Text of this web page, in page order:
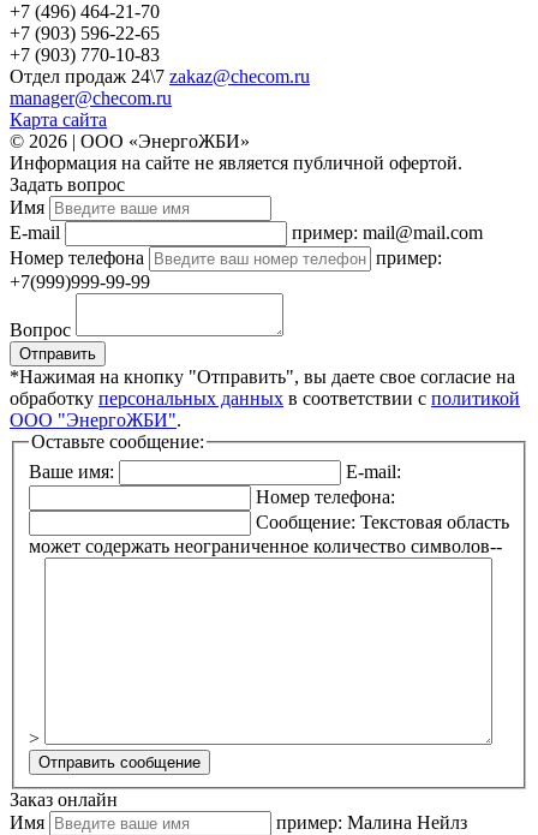
+7 (496) 464-21-70
+7 (903) 596-22-65
+7 (903) 770-10-83
Отдел продаж 24\7 zakaz@checom.ru
manager@checom.ru
Карта сайта
© 2026 | ООО «ЭнергоЖБИ»
Информация на сайте не является публичной офертой.
Задать вопрос
Имя
E-mail
пример: mail@mail.com
Номер телефона
пример:
+7(999)999-99-99
Вопрос
Отправить
*Нажимая на кнопку "Отправить", вы даете свое согласие на
обработку персональных данных в соответствии с политикой
ООО "ЭнергоЖБИ".
Оставьте сообщение:
Ваше имя:
E-mail:
Номер телефона:
Сообщение: Текстовая область
может содержать неограниченное количество символов--
>
Заказ онлайн
Имя
пример: Малина Нейлз